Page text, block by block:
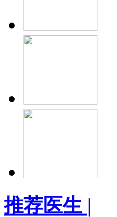
推荐医生 |